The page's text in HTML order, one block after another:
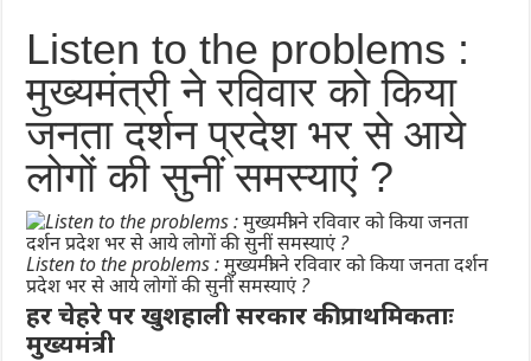
Listen to the problems :
मुख्यमंत्री ने रविवार को किया
जनता दर्शन प्रदेश भर से आये
लोगों की सुनीं समस्याएं ?
Listen to the problems : मुख्यमंत्री ने रविवार को किया जनता दर्शन
प्रदेश भर से आये लोगों की सुनीं समस्याएं ?
हर चेहरे पर खुशहाली सरकार की प्राथमिकताः
मुख्यमंत्री